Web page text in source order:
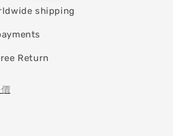
shipping
Return